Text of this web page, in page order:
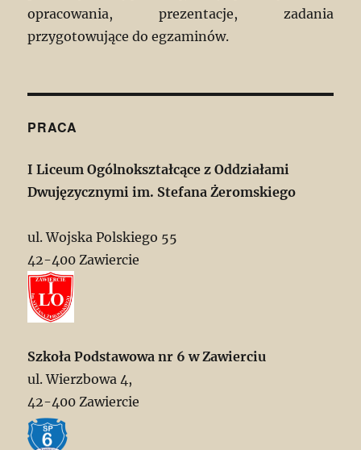
opracowania, prezentacje, zadania
przygotowujące do egzaminów.
PRACA
I Liceum Ogólnokształcące z Oddziałami
Dwujęzycznymi im. Stefana Żeromskiego
ul. Wojska Polskiego 55
42-400 Zawiercie
Szkoła Podstawowa nr 6 w Zawierciu
ul. Wierzbowa 4,
42-400 Zawiercie